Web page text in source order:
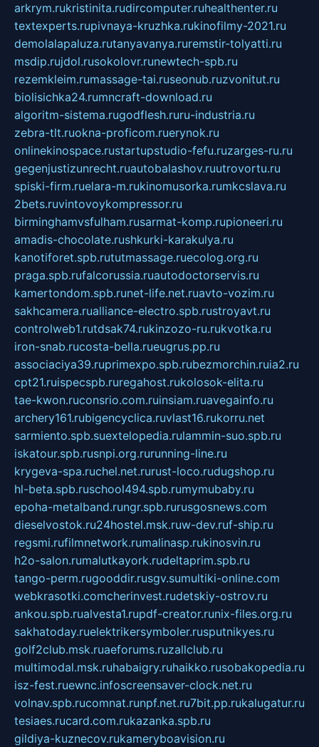
arkrym.rukristinita.rudircomputer.ruhealthenter.ru
textexperts.rupivnaya-kruzhka.rukinofilmy-2021.ru
demolalapaluza.rutanyavanya.ruremstir-tolyatti.ru
msdip.rujdol.rusokolovr.runewtech-spb.ru
rezemkleim.rumassage-tai.ruseonub.ruzvonitut.ru
biolisichka24.rumncraft-download.ru
algoritm-sistema.rugodflesh.ruru-industria.ru
zebra-tlt.ruokna-proficom.ruerynok.ru
onlinekinospace.rustartupstudio-fefu.ruzarges-ru.ru
gegenjustizunrecht.ruautobalashov.ruutrovortu.ru
spiski-firm.ruelara-m.rukinomusorka.rumkcslava.ru
2bets.ruvintovoykompressor.ru
birminghamvsfulham.rusarmat-komp.rupioneeri.ru
amadis-chocolate.rushkurki-karakulya.ru
kanotiforet.spb.rututmassage.ruecolog.org.ru
praga.spb.rufalcorussia.ruautodoctorservis.ru
kamertondom.spb.runet-life.net.ruavto-vozim.ru
sakhcamera.rualliance-electro.spb.rustroyavt.ru
controlweb1.rutdsak74.rukinzozo-ru.rukvotka.ru
iron-snab.rucosta-bella.rueugrus.pp.ru
associaciya39.ruprimexpo.spb.rubezmorchin.ruia2.ru
cpt21.ruispecspb.ruregahost.rukolosok-elita.ru
tae-kwon.ruconsrio.com.ruinsiam.ruavegainfo.ru
archery161.rubigencyclica.ruvlast16.rukorru.net
sarmiento.spb.suextelopedia.rulammin-suo.spb.ru
iskatour.spb.rusnpi.org.rurunning-line.ru
krygeva-spa.ruchel.net.rurust-loco.rudugshop.ru
hl-beta.spb.ruschool494.spb.rumymubaby.ru
epoha-metalband.rungr.spb.rurusgosnews.com
dieselvostok.ru24hostel.msk.ruw-dev.ruf-ship.ru
regsmi.rufilmnetwork.rumalinasp.rukinosvin.ru
h2o-salon.rumalutkayork.rudeltaprim.spb.ru
tango-perm.rugooddir.rusgv.sumultiki-online.com
webkrasotki.comcherinvest.rudetskiy-ostrov.ru
ankou.spb.rualvesta1.rupdf-creator.runix-files.org.ru
sakhatoday.ruelektrikersymboler.rusputnikyes.ru
golf2club.msk.ruaeforums.ruzallclub.ru
multimodal.msk.ruhabaigry.ruhaikko.rusobakopedia.ru
isz-fest.ruewnc.infoscreensaver-clock.net.ru
volnav.spb.rucomnat.runpf.net.ru7bit.pp.rukalugatur.ru
tesiaes.rucard.com.rukazanka.spb.ru
gildiya-kuznecov.rukameryboavision.ru